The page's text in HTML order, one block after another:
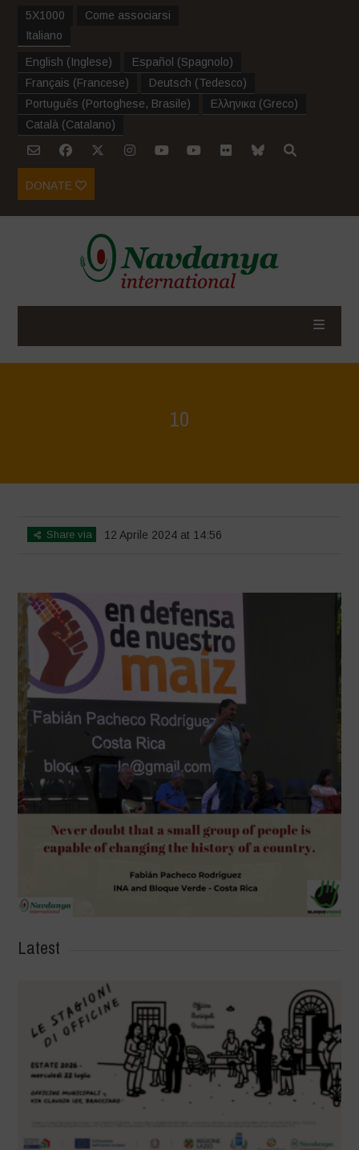
5X1000
Come associarsi
Italiano
English (Inglese) Español (Spagnolo)
Français (Francese) Deutsch (Tedesco)
Português (Portoghese, Brasile) Ελληνικα (Greco)
Català (Catalano)
DONATE
10
Share via 12 Aprile 2024 at 14:56
Latest